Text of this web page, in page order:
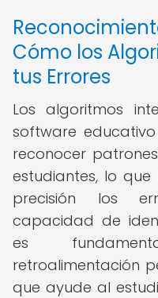
Cómo los
tus Errores
Los algoritmos
software
reconocer
estudiantes, lo
precisión los
capacidad de
es
retroalimentación
que ayude al